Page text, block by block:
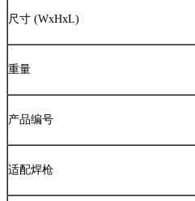
尺寸 (WxHxL)
重量
产品编号
适配焊枪